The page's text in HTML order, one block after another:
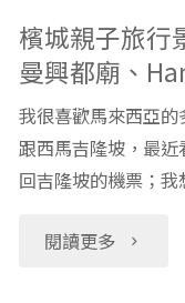
遊
昭
披
耶
河、
及
交
通
注
意
地
圖：
娘
惹
糕、
檳城親子旅行
曼興都廟、
我很喜歡馬來西亞
跟西馬吉隆坡，最
回吉隆坡的機票；
閱讀更多
"檳